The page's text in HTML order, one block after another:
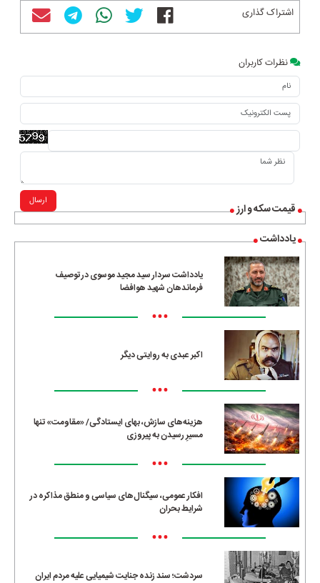
قیمت سکه و ارز
یادداشت
یادداشت سردار سید مجید موسوی در توصیف
فرماندهان شهید هوافضا
•••
اکبر عبدی به روایتی دیگر
•••
هزینه‌های سازش، بهای ایستادگی/ «مقاومت» تنها
مسیرِ رسیدن به پیروزی
•••
افکار عمومی، سیگنال‌های سیاسی و منطق مذاکره در
شرایط بحران
•••
سردشت؛ سند زنده جنایت شیمیایی علیه مردم ایران
اشتراک گذاری
نظرات کاربران
ارسال